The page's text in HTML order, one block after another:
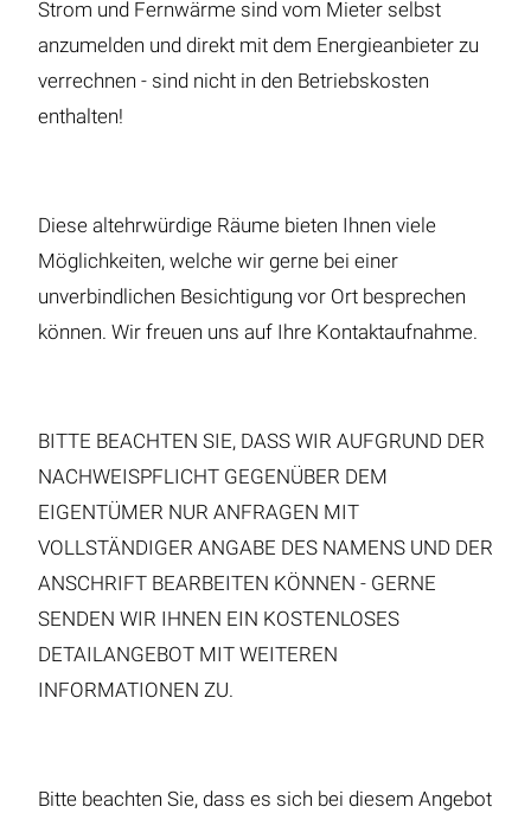
Strom und Fernwärme sind vom Mieter selbst
anzumelden und direkt mit dem Energieanbieter zu
verrechnen - sind nicht in den Betriebskosten
enthalten!
Diese altehrwürdige Räume bieten Ihnen viele
Möglichkeiten, welche wir gerne bei einer
unverbindlichen Besichtigung vor Ort besprechen
können. Wir freuen uns auf Ihre Kontaktaufnahme.
BITTE BEACHTEN SIE, DASS WIR AUFGRUND DER
NACHWEISPFLICHT GEGENÜBER DEM
EIGENTÜMER NUR ANFRAGEN MIT
VOLLSTÄNDIGER ANGABE DES NAMENS UND DER
ANSCHRIFT BEARBEITEN KÖNNEN - GERNE
SENDEN WIR IHNEN EIN KOSTENLOSES
DETAILANGEBOT MIT WEITEREN
INFORMATIONEN ZU.
Bitte beachten Sie, dass es sich bei diesem Angebot